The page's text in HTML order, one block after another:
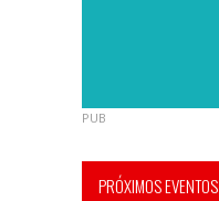
PUB
PRÓXIMOS EVENTOS